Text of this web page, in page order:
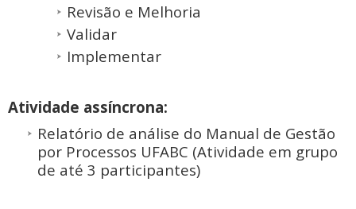
Revisão e Melhoria
Validar
Implementar
Atividade assíncrona:
Relatório de análise do Manual de Gestão
por Processos UFABC (Atividade em grupo
de até 3 participantes)